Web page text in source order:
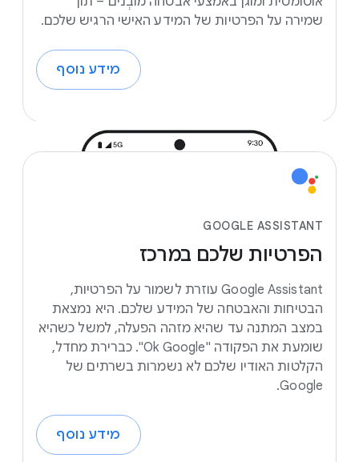
שמירה על הפרטיות של המידע האישי הרגיש שלכם.
מידע נוסף
GOOGLE ASSISTANT
הפרטיות שלכם במרכז
‫Google Assistant עוזרת לשמור על הפרטיות,
הבטיחות והאבטחה של המידע שלכם. היא נמצאת
במצב המתנה עד שהיא מזהה הפעלה, למשל כשהיא
שומעת את הפקודה "Ok Google". כברירת מחדל,
הקלטות האודיו שלכם לא נשמרות בשרתים של
Google.
מידע נוסף